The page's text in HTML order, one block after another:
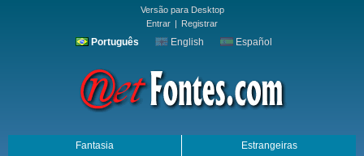
Versão para Desktop
Entrar | Registrar
Português English Español
Fantasia Estrangeiras